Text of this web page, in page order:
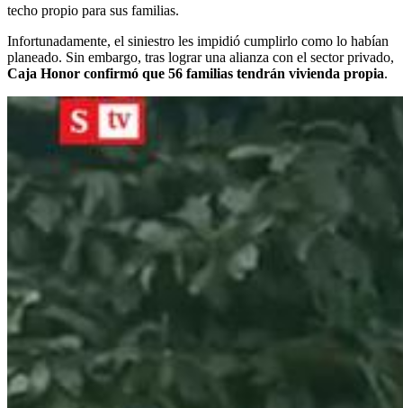
techo propio para sus familias.
Infortunadamente, el siniestro les impidió cumplirlo como lo habían
planeado. Sin embargo, tras lograr una alianza con el sector privado,
Caja Honor confirmó que 56 familias tendrán vivienda propia.